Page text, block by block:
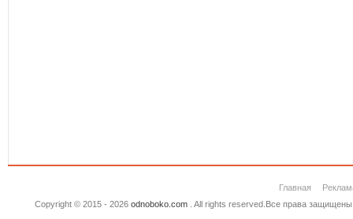
Главная
Copyright © 2015 - 2026 odnoboko.com. All rights reserved.Все права защищены.